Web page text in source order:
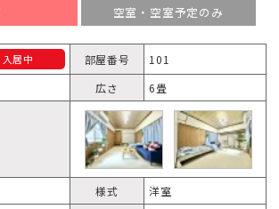
空室・空室予定のみ
入居中 部屋番号
101
広さ 6畳
様式
洋室